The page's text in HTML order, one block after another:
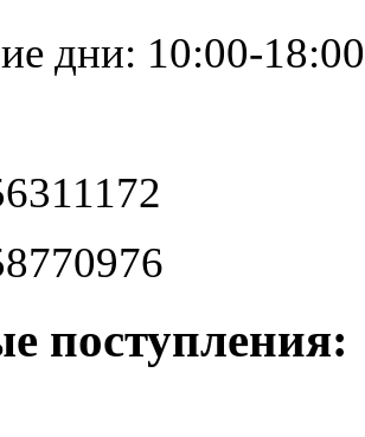
дни: 10:00-18:00
поступления: